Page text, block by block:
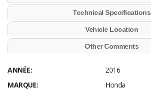
Technical Specifications
Vehicle Location
Other Comments
ANNÉE:
2016
MARQUE:
Honda